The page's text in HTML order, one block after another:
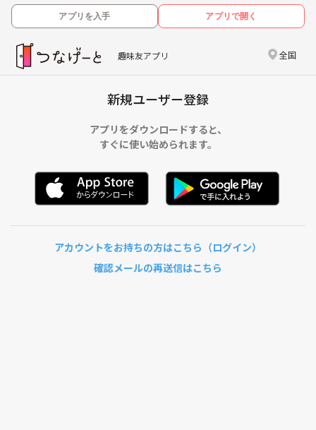
アプリを入手 アプリで開く
趣味友アプリ 全国
新規ユーザー登録
アプリをダウンロードすると、
すぐに使い始められます。
アカウントをお持ちの方はこちら（ログイン）
確認メールの再送信はこちら